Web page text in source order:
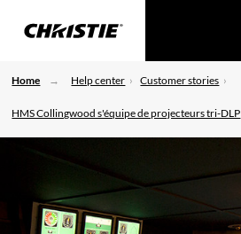
Home Help center Customer stories
HMS Collingwood s'équipe de projecteurs tri-DLP